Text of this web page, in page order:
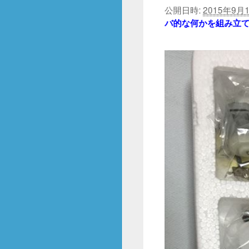
公開日時:2015年9月
バ的な何かを組み立て